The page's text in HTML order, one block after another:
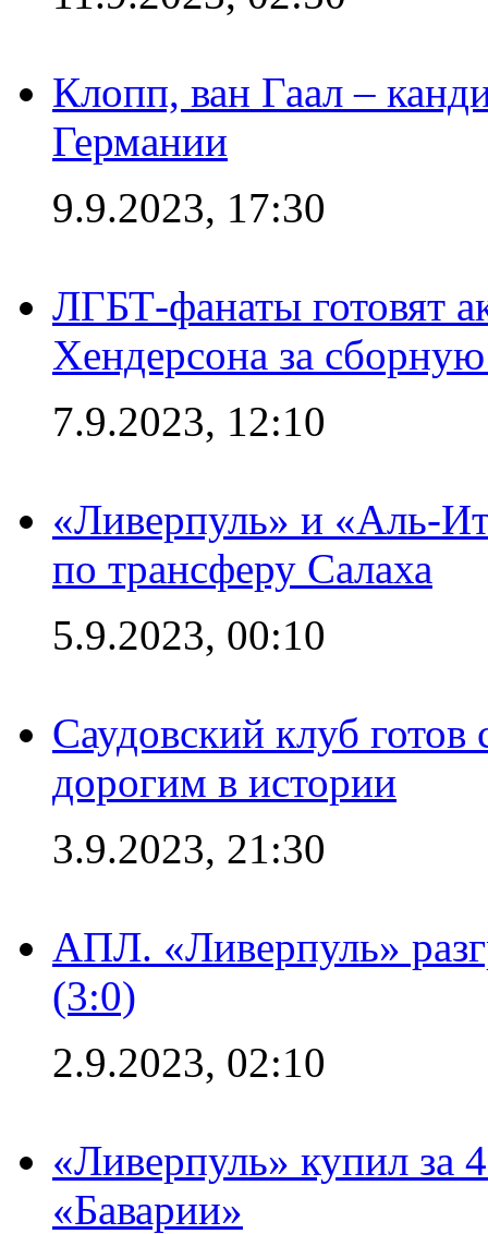
Клопп, ван Гаал –
Германии
9.9.2023, 17:30
ЛГБТ-фанаты готовят
Хендерсона за
7.9.2023, 12:10
«Ливерпуль» и «Аль-
по трансферу Салаха
5.9.2023, 00:10
Саудовский клуб
дорогим в истории
3.9.2023, 21:30
АПЛ. «Ливерпуль»
(3:0)
2.9.2023, 02:10
«Ливерпуль» купил за
«Баварии»